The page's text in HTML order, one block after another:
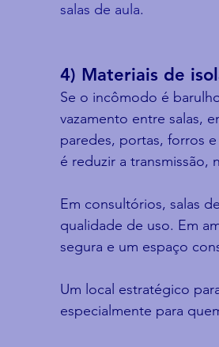
salas de aula.
4) Materiais de
Se o incômodo é
vazamento entre salas,
paredes, portas, forros
é reduzir a transmissão,
Em consultórios, salas
qualidade de uso. Em
segura e um espaço
Um local estratégico
especialmente para